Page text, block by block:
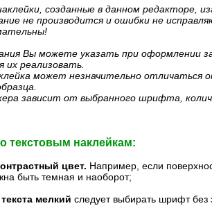
созданные в данном редакторе,
не производится и ошибки не
Вы можете указать при оформлении
их реализовать.
может незначительно отличаться
зависит от выбранного шрифта,
текстовым наклейкам:
цвет. Например, если
быть темная и наоборот;
мелкий следует выбирать шрифт